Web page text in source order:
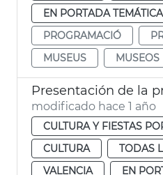
EN PORTADA TEMÁTICA
PROGRAMACIÓ
MUSEUS
MUSEOS
modificado hace 1 año
CULTURA Y FIESTAS
CULTURA
TODAS
VALENCIA
EN